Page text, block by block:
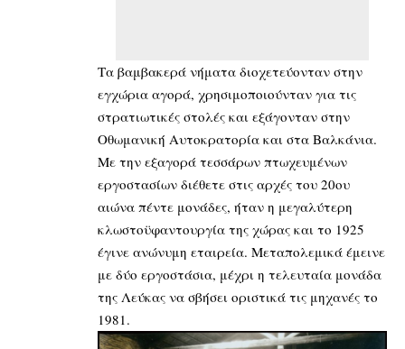
Τα βαμβακερά νήματα διοχετεύονταν στην
εγχώρια αγορά, χρησιμοποιούνταν για τις
στρατιωτικές στολές και εξάγονταν στην
Οθωμανική Αυτοκρατορία και στα Βαλκάνια.
Με την εξαγορά τεσσάρων πτωχευμένων
εργοστασίων διέθετε στις αρχές του 20ου
αιώνα πέντε μονάδες, ήταν η μεγαλύτερη
κλωστοϋφαντουργία της χώρας και το 1925
έγινε ανώνυμη εταιρεία. Μεταπολεμικά έμεινε
με δύο εργοστάσια, μέχρι η τελευταία μονάδα
της Λεύκας να σβήσει οριστικά τις μηχανές το
1981.